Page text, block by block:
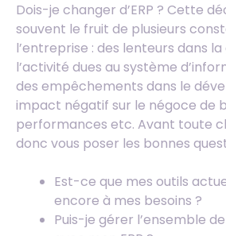
Dois-je changer d’ERP ? Cette
souvent le fruit de plusieurs
l’entreprise : des lenteurs dans
l’activité dues au système
des empêchements dans le
impact négatif sur le négoce de
performances etc. Avant toute
donc vous poser les bonnes
Est-ce que mes outils
encore à mes besoins ?
Puis-je gérer l’ensemble